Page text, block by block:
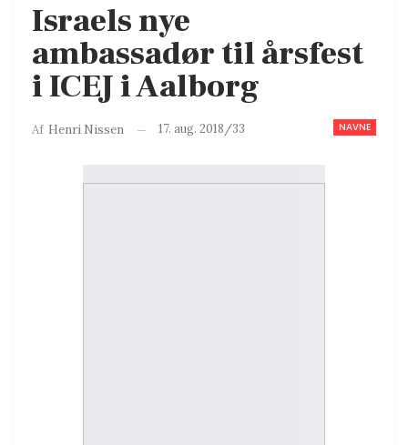
Israels nye
ambassadør til årsfest
i ICEJ i Aalborg
NAVNE
Af Henri Nissen 17. aug. 2018/33